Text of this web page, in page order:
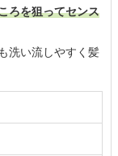
ろを狙ってセンス
洗い流しやすく髪